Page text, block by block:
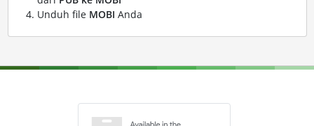
Unduh file MOBI Anda